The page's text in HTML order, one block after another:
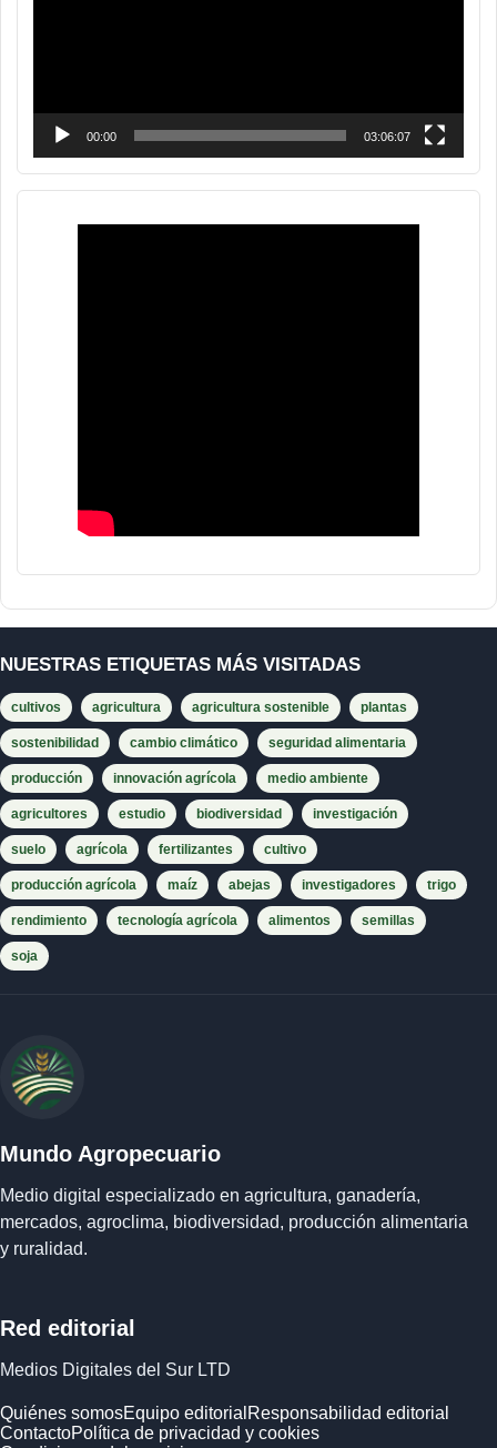
00:00 03:06:07
NUESTRAS ETIQUETAS MÁS VISITADAS
cultivos agricultura agricultura sostenible plantas
sostenibilidad cambio climático seguridad alimentaria
producción innovación agrícola medio ambiente
agricultores estudio biodiversidad investigación
suelo agrícola fertilizantes cultivo
producción agrícola maíz abejas investigadores trigo
rendimiento tecnología agrícola alimentos semillas
soja
Mundo Agropecuario
Medio digital especializado en agricultura, ganadería,
mercados, agroclima, biodiversidad, producción alimentaria
y ruralidad.
Red editorial
Medios Digitales del Sur LTD
Quiénes somosEquipo editorial Responsabilidad editorial
ContactoPolítica de privacidad y cookies